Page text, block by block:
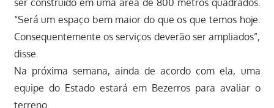
ser construído em uma área de 800 metros quadrados.
“Será um espaço bem maior do que os que temos hoje.
Consequentemente os serviços deverão ser ampliados”,
disse.
Na próxima semana, ainda de acordo com ela, uma
equipe do Estado estará em Bezerros para avaliar o
terreno.